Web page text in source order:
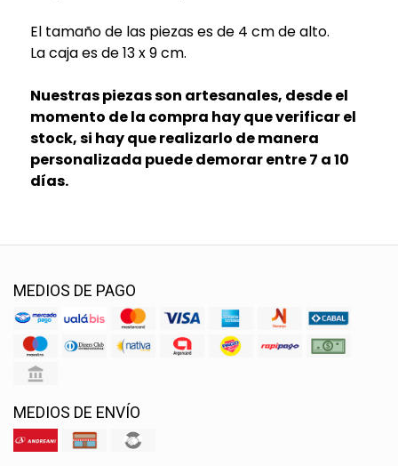
El tamaño de las piezas es de 4 cm de alto.
La caja es de 13 x 9 cm.
Nuestras piezas son artesanales, desde el
momento de la compra hay que verificar el
stock, si hay que realizarlo de manera
personalizada puede demorar entre 7 a 10
días.
MEDIOS DE PAGO
MEDIOS DE ENVÍO